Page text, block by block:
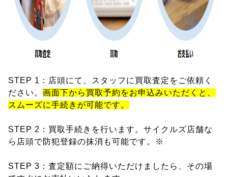
STEP 1：店頭にて、スタッフに買取査定をご依頼く
ださい。 画面下から買取予約をお申込みいただくと、
スムーズに手続きが可能です。
STEP 2：買取手続きを行います。サイクルズ店舗な
ら店頭で防犯登録の抹消も可能です。※
STEP 3：査定額にご納得いただけましたら、その場